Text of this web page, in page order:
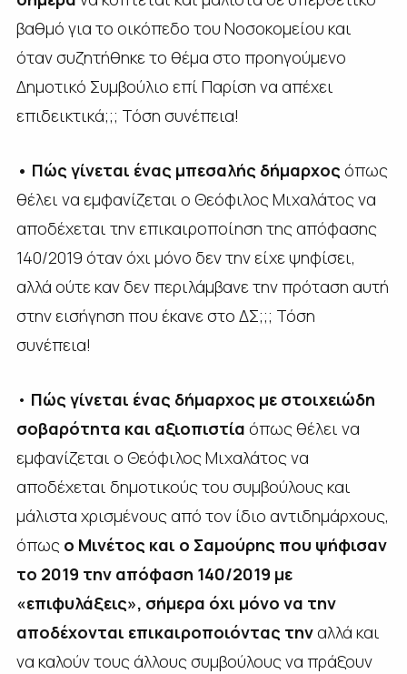
βαθμό για το οικόπεδο του Νοσοκομείου και
όταν συζητήθηκε το θέμα στο προηγούμενο
Δημοτικό Συμβούλιο επί Παρίση να απέχει
επιδεικτικά;;; Τόση συνέπεια!
• Πώς γίνεται ένας μπεσαλής δήμαρχος όπως
θέλει να εμφανίζεται ο Θεόφιλος Μιχαλάτος να
αποδέχεται την επικαιροποίηση της απόφασης
140/2019 όταν όχι μόνο δεν την είχε ψηφίσει,
αλλά ούτε καν δεν περιλάμβανε την πρόταση αυτή
στην εισήγηση που έκανε στο ΔΣ;;; Τόση
συνέπεια!
• Πώς γίνεται ένας δήμαρχος με στοιχειώδη
σοβαρότητα και αξιοπιστία όπως θέλει να
εμφανίζεται ο Θεόφιλος Μιχαλάτος να
αποδέχεται δημοτικούς του συμβούλους και
μάλιστα χρισμένους από τον ίδιο αντιδημάρχους,
όπως ο Μινέτος και ο Σαμούρης που ψήφισαν
το 2019 την απόφαση 140/2019 με
«επιφυλάξεις», σήμερα όχι μόνο να την
αποδέχονται επικαιροποιόντας τηναλλά και
να καλούν τους άλλους συμβούλους να πράξουν